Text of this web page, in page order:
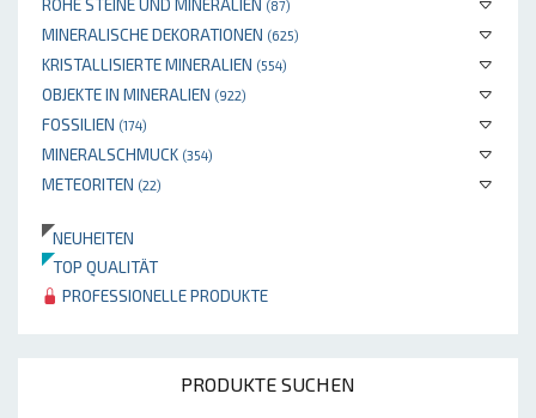
ROHE STEINE UND MINERALIEN (87)
MINERALISCHE DEKORATIONEN (625)
KRISTALLISIERTE MINERALIEN (554)
OBJEKTE IN MINERALIEN (922)
FOSSILIEN (174)
MINERALSCHMUCK (354)
METEORITEN (22)
NEUHEITEN
TOP QUALITÄT
PROFESSIONELLE PRODUKTE
PRODUKTE SUCHEN